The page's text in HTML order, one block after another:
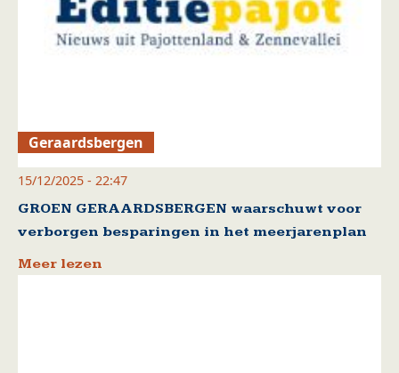
Geraardsbergen
15/12/2025 - 22:47
GROEN GERAARDSBERGEN waarschuwt voor
verborgen besparingen in het meerjarenplan
Meer lezen